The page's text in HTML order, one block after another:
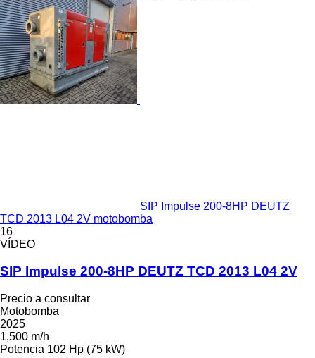
SIP Impulse 200-8HP DEUTZ
TCD 2013 L04 2V motobomba
16
VÍDEO
SIP Impulse 200-8HP DEUTZ TCD 2013 L04 2V
Precio a consultar
Motobomba
2025
1,500 m/h
Potencia 102 Hp (75 kW)